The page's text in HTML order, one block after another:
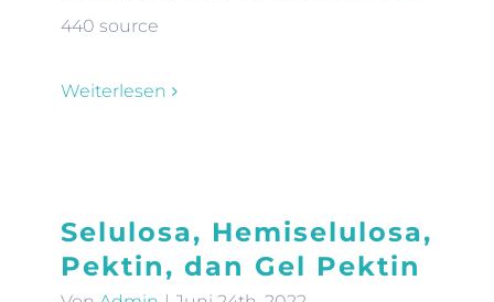
440 source
Weiterlesen
Selulosa, Hemiselulosa,
Pektin, dan Gel Pektin